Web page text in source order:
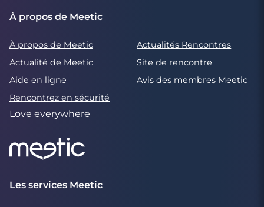
À propos de Meetic
À propos de Meetic
Actualités Rencontres
Actualité de Meetic
Site de rencontre
Aide en ligne
Avis des membres Meetic
Rencontrez en sécurité
Love everywhere
Les services Meetic